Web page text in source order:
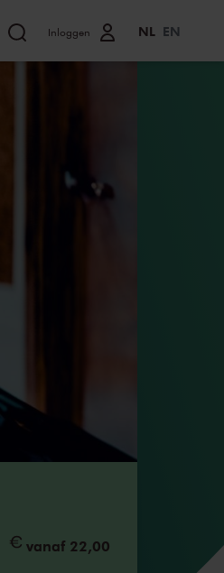
Inloggen NL EN
vanaf 22,00